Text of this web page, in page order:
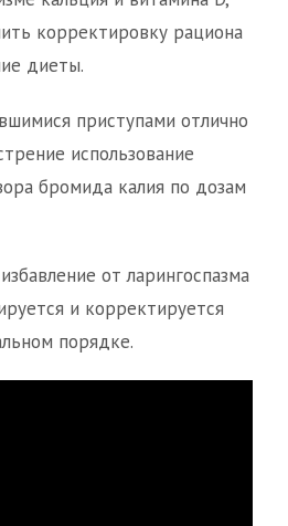
корректировку рациона
диеты.
приступами отлично
использование
бромида калия по дозам
от ларингоспазма
и корректируется
порядке.